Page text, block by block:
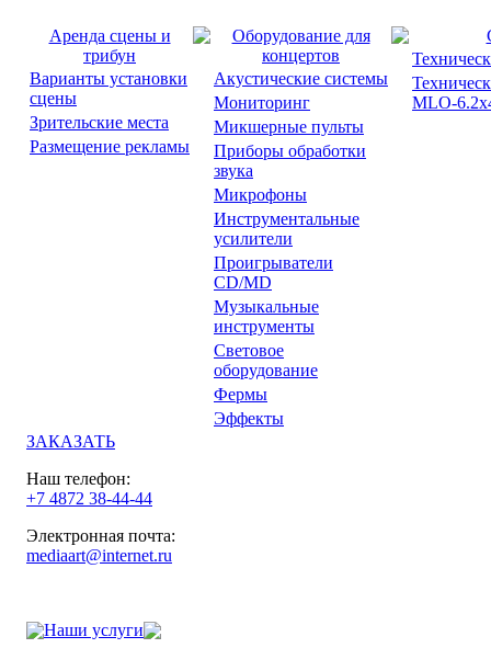
Аренда сцены и
трибун
Варианты установки
сцены
Зрительские места
Размещение рекламы
Оборудование для
концертов
Акустические системы
Мониторинг
Микшерные пульты
Приборы обработки
звука
Микрофоны
Инструментальные
усилители
Проигрыватели
CD/MD
Музыкальные
инструменты
Световое
оборудование
Фермы
Эффекты
MLO-
ЗАКАЗАТЬ
Наш телефон:
+7 4872 38-44-44
Электронная почта:
mediaart@internet.ru
Наши услуги